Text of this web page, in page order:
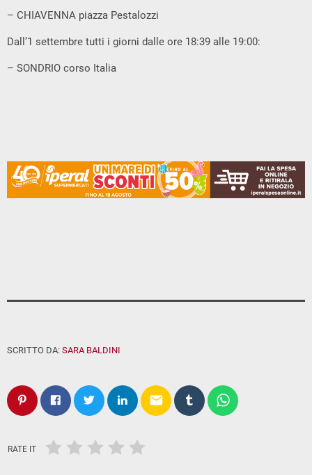
– CHIAVENNA piazza Pestalozzi
Dall’1 settembre tutti i giorni dalle ore 18:39 alle 19:00:
– SONDRIO corso Italia
SCRITTO DA: SARA BALDINI
email
RATE IT